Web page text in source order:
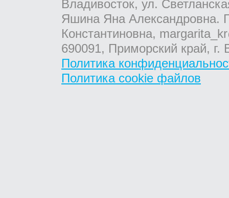
Владивосток, ул.
Яшина Яна Александровна.
Константиновна,
690091, Приморский край,
Политика
Политика cookie файлов